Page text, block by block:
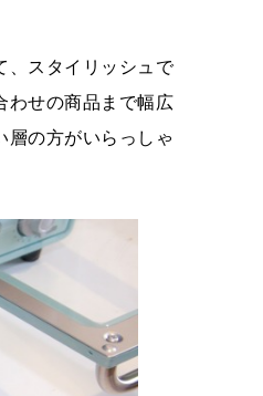
、スタイリッシュで
わせの商品まで幅広
層の方がいらっしゃ